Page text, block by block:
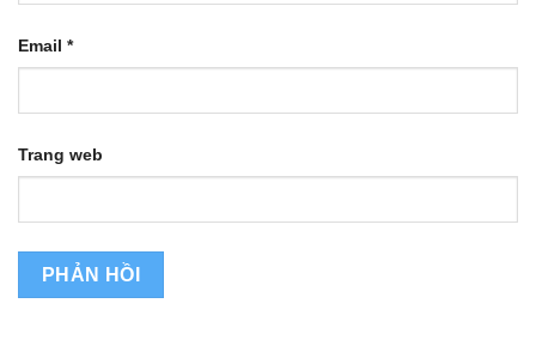
Email *
Trang web